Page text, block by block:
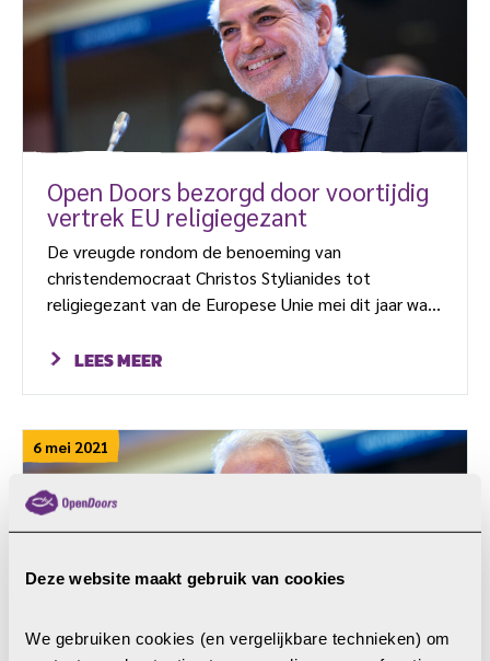
Deze website maakt gebruik van cookies
We gebruiken cookies (en vergelijkbare technieken) om
Open Doors bezorgd door voortijdig
vertrek EU religiegezant
De vreugde rondom de benoeming van
christendemocraat Christos Stylianides tot
religiegezant van de Europese Unie mei dit jaar was
aan de slag te gaan voor de Griekse overheid.
directeur van Open Doors Nederland. “Het duurde
heel lang voor de positie in Europa ingevuld werd en
nog voor hij […]
LEES MEER
6 mei 2021